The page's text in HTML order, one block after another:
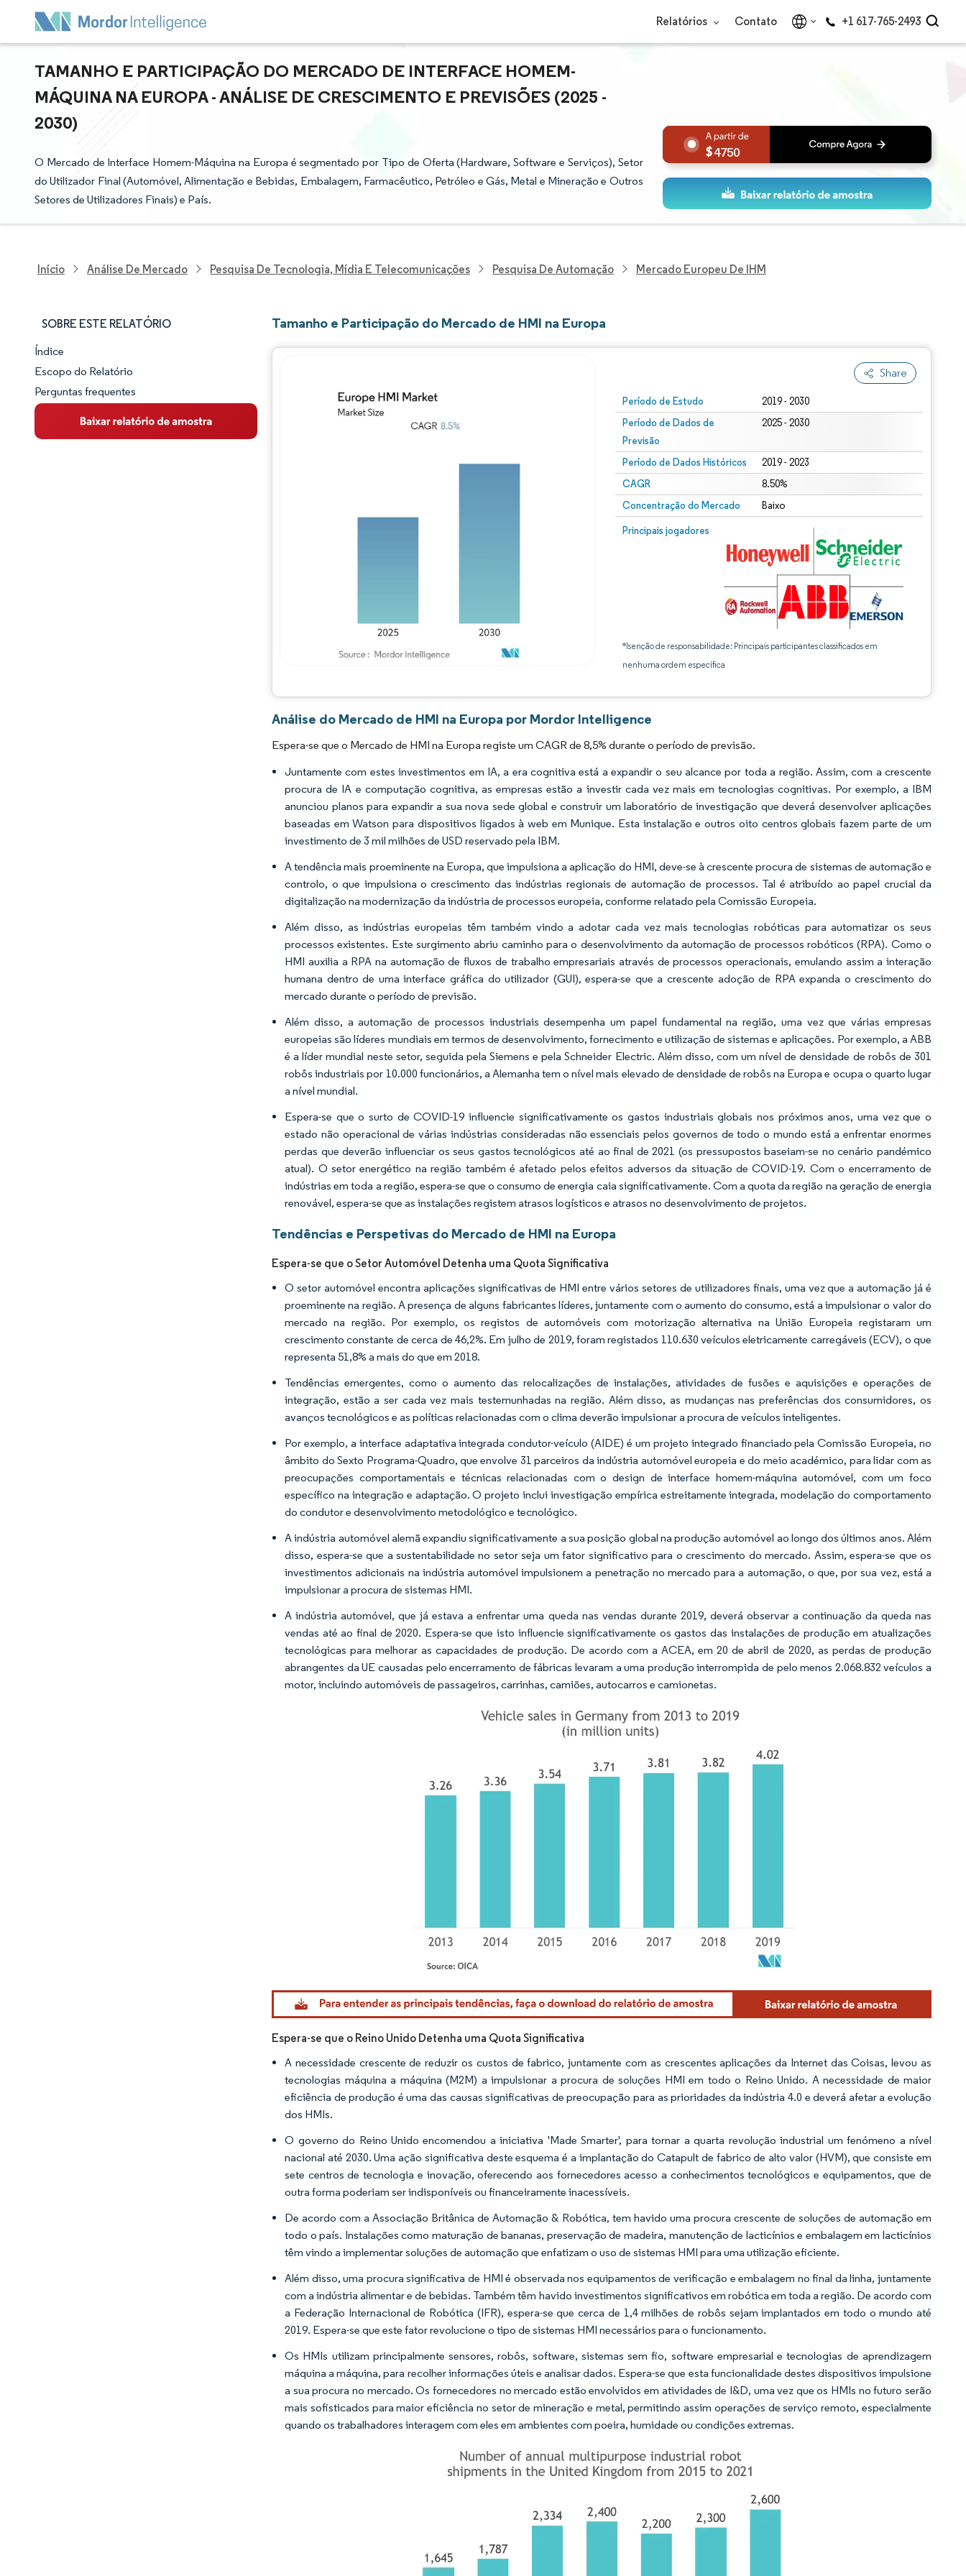
Relatórios Contato +1 617-765-2493
TAMANHO E PARTICIPAÇÃO DO MERCADO DE INTERFACE HOMEM-
MÁQUINA NA EUROPA - ANÁLISE DE CRESCIMENTO E PREVISÕES (2025 -
2030)
O Mercado de Interface Homem-Máquina na Europa é segmentado por Tipo de Oferta (Hardware, Software e Serviços), Setor
do Utilizador Final (Automóvel, Alimentação e Bebidas, Embalagem, Farmacêutico, Petróleo e Gás, Metal e Mineração e Outros
Setores de Utilizadores Finais) e País.
4750
Início Análise De Mercado Pesquisa De Tecnologia, Mídia E Telecomunicações Pesquisa De Automação Mercado Europeu De IHM
SOBRE ESTE RELATÓRIO
Panorama do Mercado
Visão Geral do Mercado
Principais Tendências de Mercado
Índice
Escopo do Relatório
Perguntas frequentes
Tamanho e Participação do Mercado de HMI na Europa
Share
Período de Estudo 2019 - 2030
Período de Dados de
Previsão
2025 - 2030
Período de Dados Históricos 2019 - 2023
CAGR 8.50%
Concentração do Mercado Baixo
Principais jogadores
*Isenção de responsabilidade: Principais participantes classificados em
nenhuma ordem específica
Análise do Mercado de HMI na Europa por Mordor Intelligence
Espera-se que o Mercado de HMI na Europa registe um CAGR de 8,5% durante o período de previsão.
Juntamente com estes investimentos em IA, a era cognitiva está a expandir o seu alcance por toda a região. Assim, com a crescente
procura de IA e computação cognitiva, as empresas estão a investir cada vez mais em tecnologias cognitivas. Por exemplo, a IBM
anunciou planos para expandir a sua nova sede global e construir um laboratório de investigação que deverá desenvolver aplicações
baseadas em Watson para dispositivos ligados à web em Munique. Esta instalação e outros oito centros globais fazem parte de um
investimento de 3 mil milhões de USD reservado pela IBM.
A tendência mais proeminente na Europa, que impulsiona a aplicação do HMI, deve-se à crescente procura de sistemas de automação e
controlo, o que impulsiona o crescimento das indústrias regionais de automação de processos. Tal é atribuído ao papel crucial da
digitalização na modernização da indústria de processos europeia, conforme relatado pela Comissão Europeia.
Além disso, as indústrias europeias têm também vindo a adotar cada vez mais tecnologias robóticas para automatizar os seus
processos existentes. Este surgimento abriu caminho para o desenvolvimento da automação de processos robóticos (RPA). Como o
HMI auxilia a RPA na automação de fluxos de trabalho empresariais através de processos operacionais, emulando assim a interação
humana dentro de uma interface gráfica do utilizador (GUI), espera-se que a crescente adoção de RPA expanda o crescimento do
mercado durante o período de previsão.
Além disso, a automação de processos industriais desempenha um papel fundamental na região, uma vez que várias empresas
europeias são líderes mundiais em termos de desenvolvimento, fornecimento e utilização de sistemas e aplicações. Por exemplo, a ABB
é a líder mundial neste setor, seguida pela Siemens e pela Schneider Electric. Além disso, com um nível de densidade de robôs de 301
robôs industriais por 10.000 funcionários, a Alemanha tem o nível mais elevado de densidade de robôs na Europa e ocupa o quarto lugar
a nível mundial.
Espera-se que o surto de COVID-19 influencie significativamente os gastos industriais globais nos próximos anos, uma vez que o
estado não operacional de várias indústrias consideradas não essenciais pelos governos de todo o mundo está a enfrentar enormes
perdas que deverão influenciar os seus gastos tecnológicos até ao final de 2021 (os pressupostos baseiam-se no cenário pandémico
atual). O setor energético na região também é afetado pelos efeitos adversos da situação de COVID-19. Com o encerramento de
indústrias em toda a região, espera-se que o consumo de energia caia significativamente. Com a quota da região na geração de energia
renovável, espera-se que as instalações registem atrasos logísticos e atrasos no desenvolvimento de projetos.
Tendências e Perspetivas do Mercado de HMI na Europa
Espera-se que o Setor Automóvel Detenha uma Quota Significativa
O setor automóvel encontra aplicações significativas de HMI entre vários setores de utilizadores finais, uma vez que a automação já é
proeminente na região. A presença de alguns fabricantes líderes, juntamente com o aumento do consumo, está a impulsionar o valor do
mercado na região. Por exemplo, os registos de automóveis com motorização alternativa na União Europeia registaram um
crescimento constante de cerca de 46,2%. Em julho de 2019, foram registados 110.630 veículos eletricamente carregáveis (ECV), o que
representa 51,8% a mais do que em 2018.
Tendências emergentes, como o aumento das relocalizações de instalações, atividades de fusões e aquisições e operações de
integração, estão a ser cada vez mais testemunhadas na região. Além disso, as mudanças nas preferências dos consumidores, os
avanços tecnológicos e as políticas relacionadas com o clima deverão impulsionar a procura de veículos inteligentes.
Por exemplo, a interface adaptativa integrada condutor-veículo (AIDE) é um projeto integrado financiado pela Comissão Europeia, no
âmbito do Sexto Programa-Quadro, que envolve 31 parceiros da indústria automóvel europeia e do meio académico, para lidar com as
preocupações comportamentais e técnicas relacionadas com o design de interface homem-máquina automóvel, com um foco
específico na integração e adaptação. O projeto inclui investigação empírica estreitamente integrada, modelação do comportamento
do condutor e desenvolvimento metodológico e tecnológico.
A indústria automóvel alemã expandiu significativamente a sua posição global na produção automóvel ao longo dos últimos anos. Além
disso, espera-se que a sustentabilidade no setor seja um fator significativo para o crescimento do mercado. Assim, espera-se que os
investimentos adicionais na indústria automóvel impulsionem a penetração no mercado para a automação, o que, por sua vez, está a
impulsionar a procura de sistemas HMI.
A indústria automóvel, que já estava a enfrentar uma queda nas vendas durante 2019, deverá observar a continuação da queda nas
vendas até ao final de 2020. Espera-se que isto influencie significativamente os gastos das instalações de produção em atualizações
tecnológicas para melhorar as capacidades de produção. De acordo com a ACEA, em 20 de abril de 2020, as perdas de produção
abrangentes da UE causadas pelo encerramento de fábricas levaram a uma produção interrompida de pelo menos 2.068.832 veículos a
motor, incluindo automóveis de passageiros, carrinhas, camiões, autocarros e camionetas.
Imagem © Mordor Intelligence. O reuso requer atribuição conforme CC BY 4.0.
Espera-se que o Reino Unido Detenha uma Quota Significativa
A necessidade crescente de reduzir os custos de fabrico, juntamente com as crescentes aplicações da Internet das Coisas, levou as
tecnologias máquina a máquina (M2M) a impulsionar a procura de soluções HMI em todo o Reino Unido. A necessidade de maior
eficiência de produção é uma das causas significativas de preocupação para as prioridades da indústria 4.0 e deverá afetar a evolução
dos HMIs.
O governo do Reino Unido encomendou a iniciativa 'Made Smarter', para tornar a quarta revolução industrial um fenómeno a nível
nacional até 2030. Uma ação significativa deste esquema é a implantação do Catapult de fabrico de alto valor (HVM), que consiste em
sete centros de tecnologia e inovação, oferecendo aos fornecedores acesso a conhecimentos tecnológicos e equipamentos, que de
outra forma poderiam ser indisponíveis ou financeiramente inacessíveis.
De acordo com a Associação Britânica de Automação & Robótica, tem havido uma procura crescente de soluções de automação em
todo o país. Instalações como maturação de bananas, preservação de madeira, manutenção de lacticínios e embalagem em lacticínios
têm vindo a implementar soluções de automação que enfatizam o uso de sistemas HMI para uma utilização eficiente.
Além disso, uma procura significativa de HMI é observada nos equipamentos de verificação e embalagem no final da linha, juntamente
com a indústria alimentar e de bebidas. Também têm havido investimentos significativos em robótica em toda a região. De acordo com
a Federação Internacional de Robótica (IFR), espera-se que cerca de 1,4 milhões de robôs sejam implantados em todo o mundo até
2019. Espera-se que este fator revolucione o tipo de sistemas HMI necessários para o funcionamento.
Os HMIs utilizam principalmente sensores, robôs, software, sistemas sem fio, software empresarial e tecnologias de aprendizagem
máquina a máquina, para recolher informações úteis e analisar dados. Espera-se que esta funcionalidade destes dispositivos impulsione
a sua procura no mercado. Os fornecedores no mercado estão envolvidos em atividades de I&D, uma vez que os HMIs no futuro serão
mais sofisticados para maior eficiência no setor de mineração e metal, permitindo assim operações de serviço remoto, especialmente
quando os trabalhadores interagem com eles em ambientes com poeira, humidade ou condições extremas.